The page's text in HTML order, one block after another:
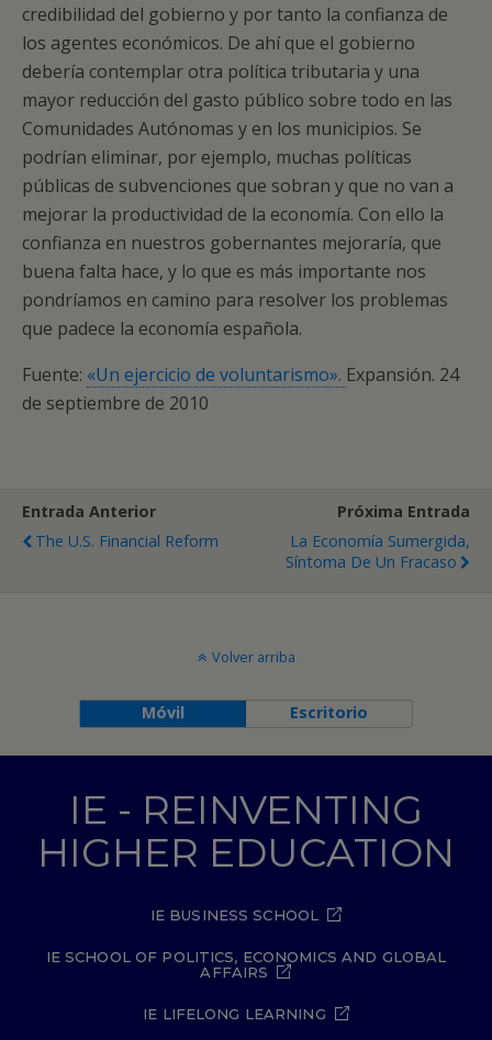
credibilidad del gobierno y por tanto la confianza de
los agentes económicos. De ahí que el gobierno
debería contemplar otra política tributaria y una
mayor reducción del gasto público sobre todo en las
Comunidades Autónomas y en los municipios. Se
podrían eliminar, por ejemplo, muchas políticas
públicas de subvenciones que sobran y que no van a
mejorar la productividad de la economía. Con ello la
confianza en nuestros gobernantes mejoraría, que
buena falta hace, y lo que es más importante nos
pondríamos en camino para resolver los problemas
que padece la economía española.
Fuente: «Un ejercicio de voluntarismo». Expansión. 24
de septiembre de 2010
Entrada Anterior
The U.S. Financial Reform
Próxima Entrada
La Economía Sumergida,
Síntoma De Un Fracaso
Volver arriba
Móvil Escritorio
IE - REINVENTING
HIGHER EDUCATION
IE BUSINESS SCHOOL
IE SCHOOL OF POLITICS, ECONOMICS AND GLOBAL
AFFAIRS
IE LIFELONG LEARNING